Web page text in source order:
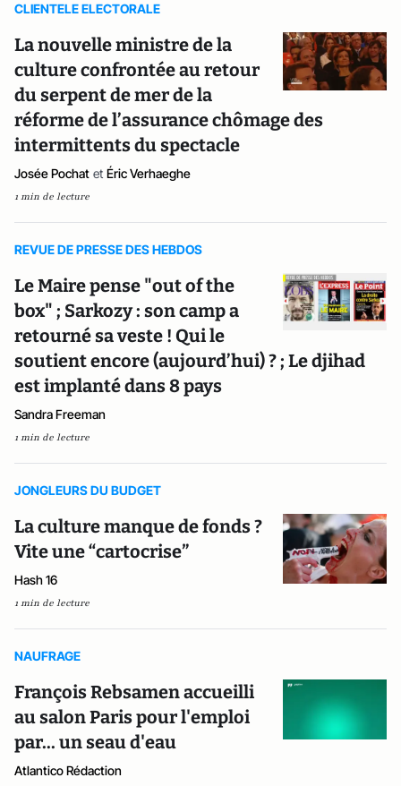
CLIENTELE ELECTORALE
La nouvelle ministre de la
culture confrontée au retour
du serpent de mer de la
réforme de l’assurance chômage des
intermittents du spectacle
Josée Pochat et Éric Verhaeghe
1 min de lecture
REVUE DE PRESSE DES HEBDOS
Le Maire pense "out of the
box" ; Sarkozy : son camp a
retourné sa veste ! Qui le
soutient encore (aujourd’hui) ? ; Le djihad
est implanté dans 8 pays
Sandra Freeman
1 min de lecture
JONGLEURS DU BUDGET
La culture manque de fonds ?
Vite une “cartocrise”
Hash 16
1 min de lecture
NAUFRAGE
François Rebsamen accueilli
au salon Paris pour l'emploi
par... un seau d'eau
Atlantico Rédaction